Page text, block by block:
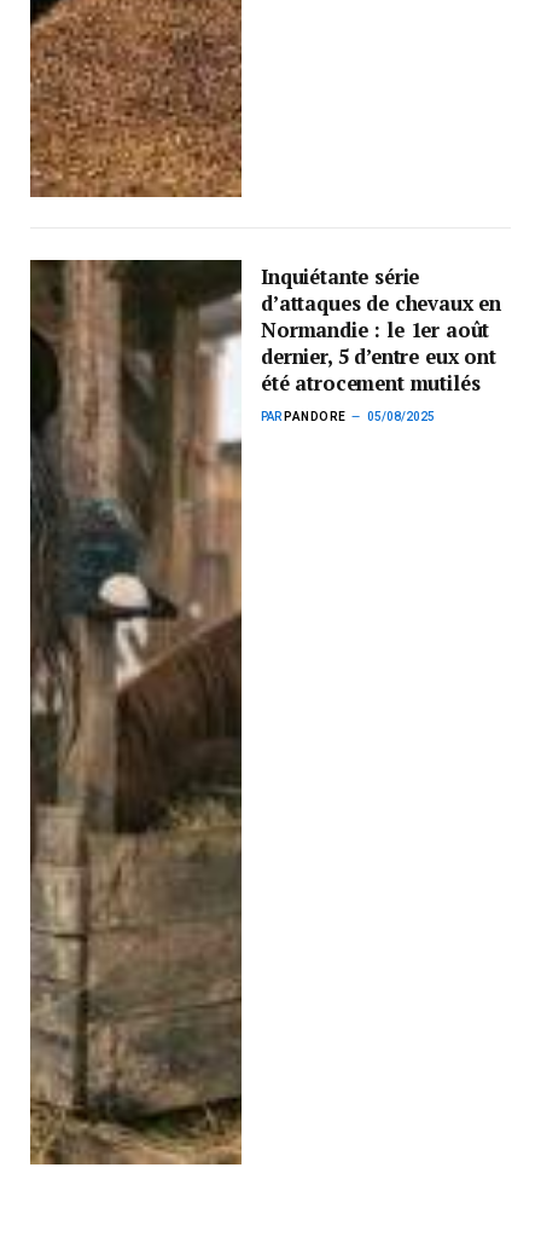
Inquiétante série
d’attaques de chevaux en
Normandie : le 1er août
dernier, 5 d’entre eux ont
été atrocement mutilés
PAR PANDORE 05/08/2025